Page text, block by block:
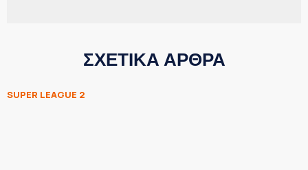
ΣΧΕΤΙΚΑ ΑΡΘΡΑ
SUPER LEAGUE 2